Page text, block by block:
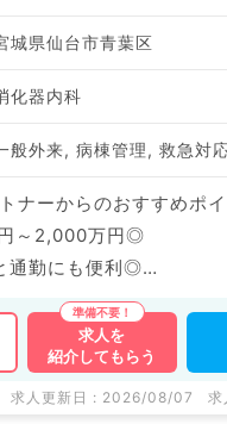
城県仙台市青葉区
化器内科
ナーからのおすすめポ
～2,000万円◎
通勤にも便利◎
では病院やクリニック
のこと、
産業医等の企業系求人
求人を
紹介してもらう
求人更新日 : 2026/08/07